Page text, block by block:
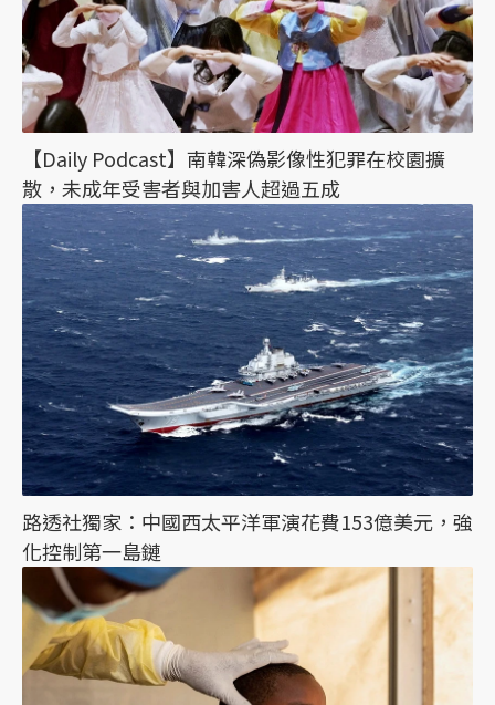
【Daily Podcast】南韓深偽影像性犯罪在校園擴
散，未成年受害者與加害人超過五成
路透社獨家：中國西太平洋軍演花費153億美元，強
化控制第一島鏈